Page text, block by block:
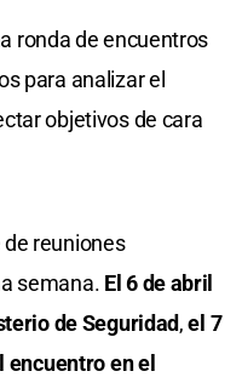
ronda de encuentros
para analizar el
objetivos de cara
reuniones
semana. El 6 de abril
de Seguridad,el 7
encuentro en el